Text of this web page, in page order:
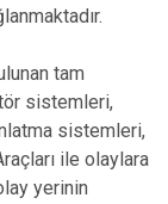
tam
sistemleri,
sistemleri,
ile olaylara
yerinin